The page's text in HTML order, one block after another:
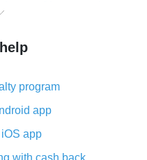
purchases on
back for AliExpress
plugin and what are
mobile app -
plugin
program
app
app
with cash back